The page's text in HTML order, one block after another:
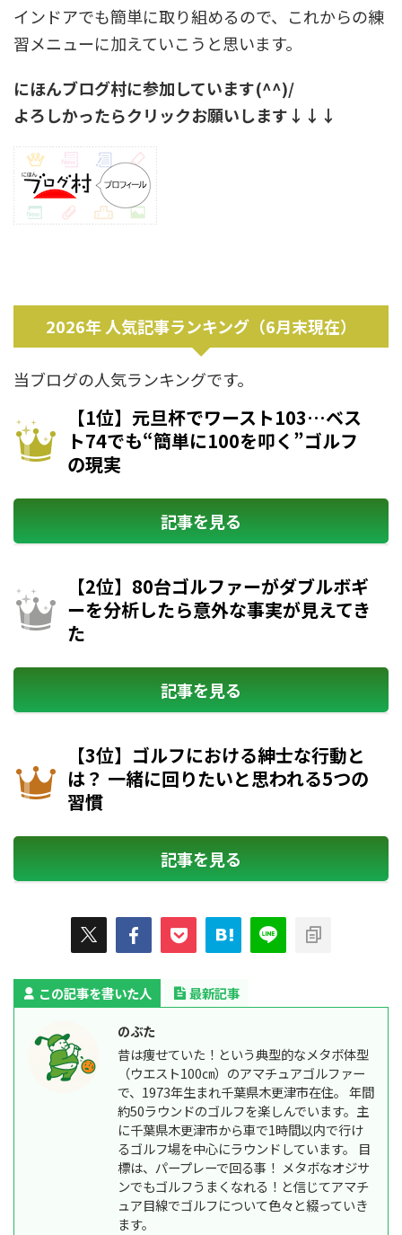
インドアでも簡単に取り組めるので、これからの練
習メニューに加えていこうと思います。
にほんブログ村に参加しています(^^)/
よろしかったらクリックお願いします↓↓↓
2026年 人気記事ランキング（6月末現在）
当ブログの人気ランキングです。
【1位】元旦杯でワースト103…ベス
ト74でも“簡単に100を叩く”ゴルフ
の現実
記事を見る
【2位】80台ゴルファーがダブルボギ
ーを分析したら意外な事実が見えてき
た
記事を見る
【3位】ゴルフにおける紳士な行動と
は？ 一緒に回りたいと思われる5つの
習慣
記事を見る
この記事を書いた人
最新記事
のぶた
昔は痩せていた！という典型的なメタボ体型
（ウエスト100㎝）のアマチュアゴルファー
で、1973年生まれ千葉県木更津市在住。 年間
約50ラウンドのゴルフを楽しんでいます。主
に千葉県木更津市から車で1時間以内で行け
るゴルフ場を中心にラウンドしています。 目
標は、パープレーで回る事！ メタボなオジサ
ンでもゴルフうまくなれる！と信じてアマチ
ュア目線でゴルフについて色々と綴っていき
ます。